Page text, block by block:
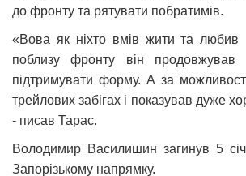
до фронту та рятувати побратимів.
«Вова як ніхто вмів жити та любив
поблизу фронту він продовжував
підтримувати форму. А за
трейлових забігах і показував дуже
- писав Тарас.
Володимир Василишин загинув 5
Запорізькому напрямку.